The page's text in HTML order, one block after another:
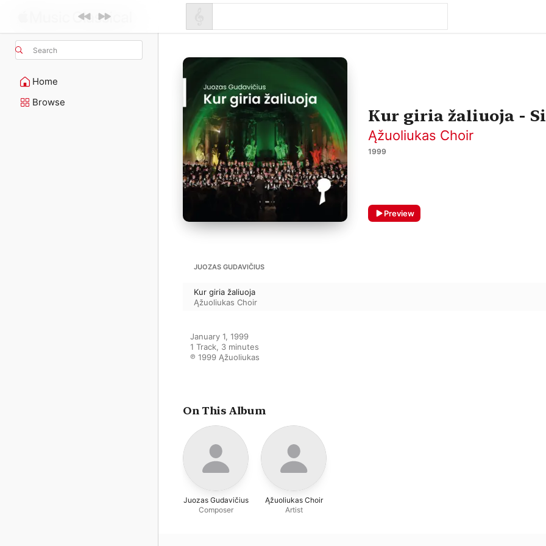
Search
Home
Browse
Kur giria žaliuoja -
Ąžuoliukas Choir
1999
Preview
JUOZAS GUDAVIČIUS
Kur giria žaliuoja
Ąžuoliukas Choir
January 1, 1999
1 Track, 3 minutes
℗ 1999 Ąžuoliukas
On This Album
Juozas Gudavičius
Composer
Ąžuoliukas Choir
Artist